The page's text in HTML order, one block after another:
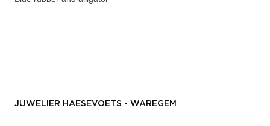
JUWELIER HAESEVOETS - WAREGEM